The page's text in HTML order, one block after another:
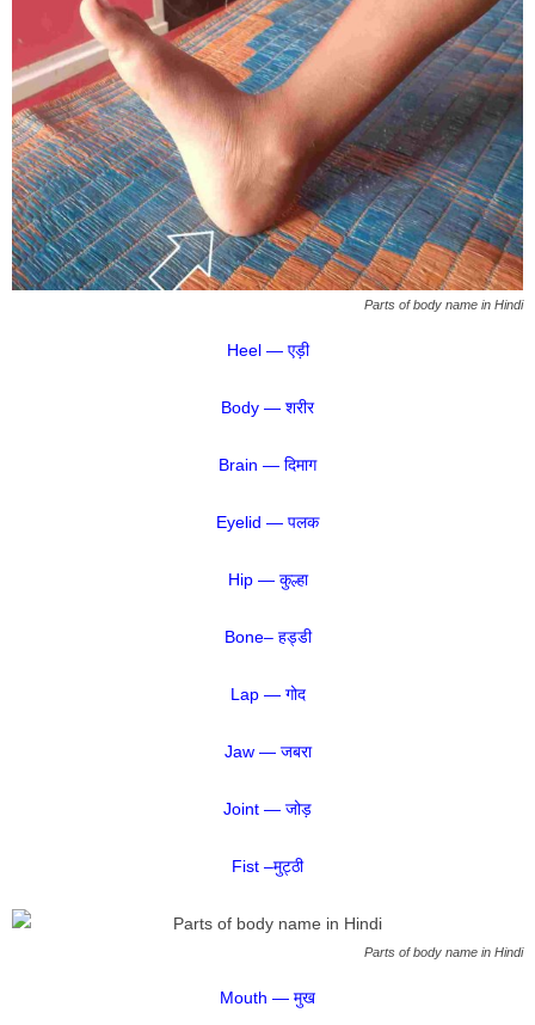
Parts of body name in Hindi
Heel — एड़ी
Body — शरीर
Brain — दिमाग
Eyelid — पलक
Hip — कुल्हा
Bone– हड्डी
Lap — गोद
Jaw — जबरा
Joint — जोड़
Fist –मुट्ठी
Parts of body name in Hindi
Mouth — मुख